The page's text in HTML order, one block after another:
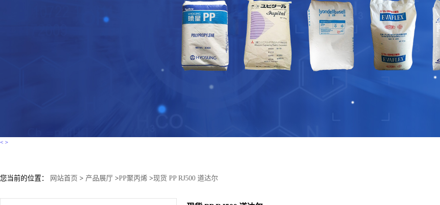
< >
您当前的位置： 网站首页 > 产品展厅 >PP聚丙烯 >现货 PP RJ500 道达尔